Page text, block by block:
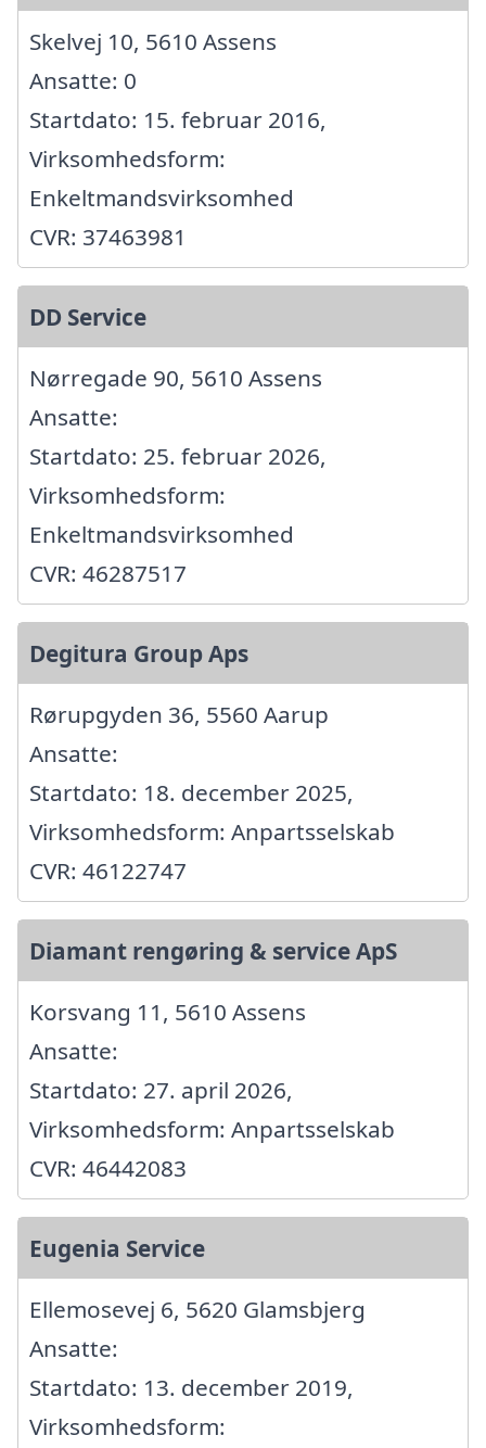
Skelvej 10, 5610 Assens
Ansatte: 0
Startdato: 15. februar 2016,
Virksomhedsform:
Enkeltmandsvirksomhed
CVR: 37463981
DD Service
Nørregade 90, 5610 Assens
Ansatte:
Startdato: 25. februar 2026,
Virksomhedsform:
Enkeltmandsvirksomhed
CVR: 46287517
Degitura Group Aps
Rørupgyden 36, 5560 Aarup
Ansatte:
Startdato: 18. december 2025,
Virksomhedsform: Anpartsselskab
CVR: 46122747
Diamant rengøring & service ApS
Korsvang 11, 5610 Assens
Ansatte:
Startdato: 27. april 2026,
Virksomhedsform: Anpartsselskab
CVR: 46442083
Eugenia Service
Ellemosevej 6, 5620 Glamsbjerg
Ansatte:
Startdato: 13. december 2019,
Virksomhedsform: